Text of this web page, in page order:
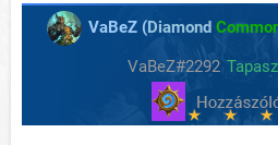
VaBeZ (Diamond
VaBeZ#2292